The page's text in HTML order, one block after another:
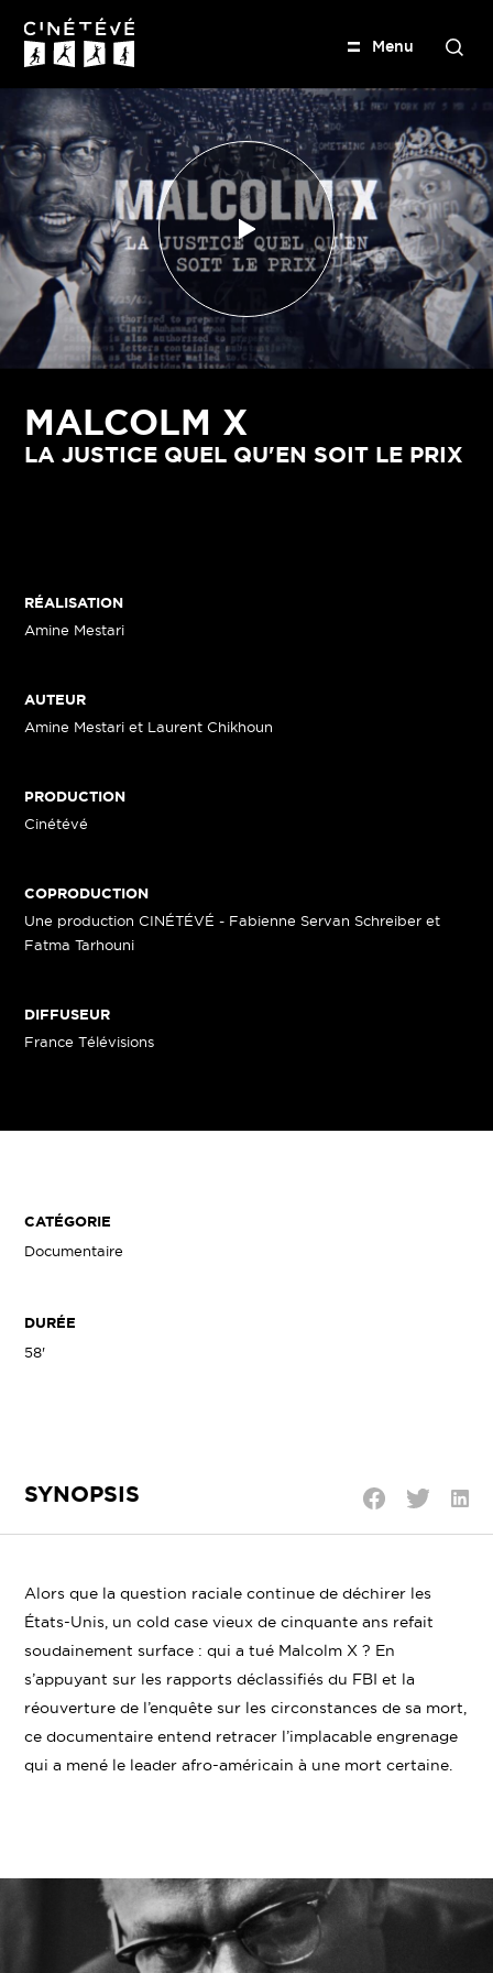
Menu
R
h
r
c
h
e
r
MALCOLM X
LA JUSTICE QUEL QU'EN SOIT LE PRIX
RÉALISATION
Amine Mestari
AUTEUR
Amine Mestari et Laurent Chikhoun
PRODUCTION
Cinétévé
COPRODUCTION
Une production CINÉTÉVÉ - Fabienne Servan Schreiber et
Fatma Tarhouni
DIFFUSEUR
France Télévisions
CATÉGORIE
Documentaire
DURÉE
58'
SYNOPSIS
Alors que la question raciale continue de déchirer les
États-Unis, un cold case vieux de cinquante ans refait
soudainement surface : qui a tué Malcolm X ? En
s’appuyant sur les rapports déclassifiés du FBI et la
réouverture de l’enquête sur les circonstances de sa mort,
ce documentaire entend retracer l’implacable engrenage
qui a mené le leader afro-américain à une mort certaine.